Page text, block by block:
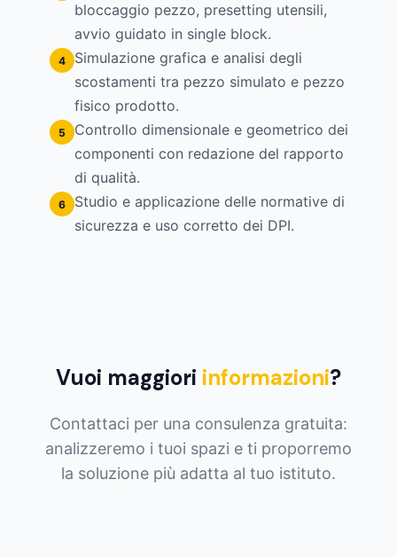
bloccaggio pezzo, presetting utensili,
avvio guidato in single block.
4
Simulazione grafica e analisi degli
scostamenti tra pezzo simulato e pezzo
fisico prodotto.
5
Controllo dimensionale e geometrico dei
componenti con redazione del rapporto
di qualità.
6
Studio e applicazione delle normative di
sicurezza e uso corretto dei DPI.
Vuoi maggiori informazioni?
Contattaci per una consulenza gratuita:
analizzeremo i tuoi spazi e ti proporremo
la soluzione più adatta al tuo istituto.